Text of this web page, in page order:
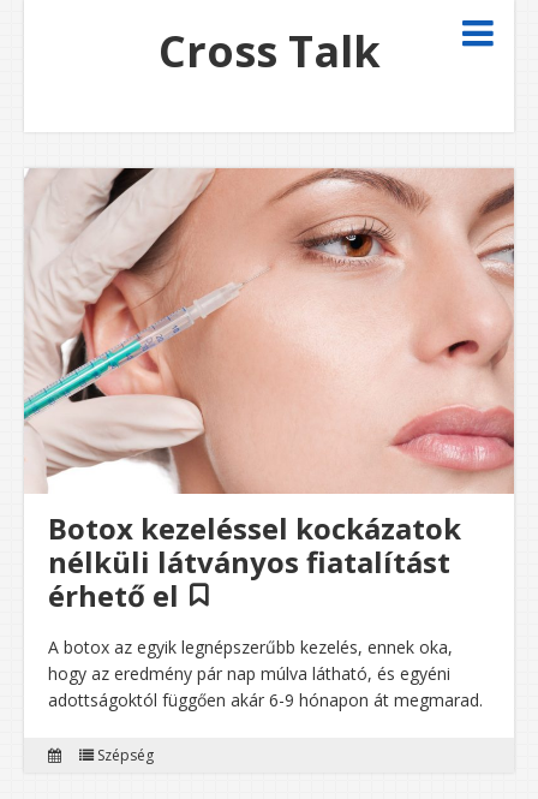
Cross Talk
Botox kezeléssel kockázatok
nélküli látványos fiatalítást
érhető el
A botox az egyik legnépszerűbb kezelés, ennek oka,
hogy az eredmény pár nap múlva látható, és egyéni
adottságoktól függően akár 6-9 hónapon át megmarad.
Szépség